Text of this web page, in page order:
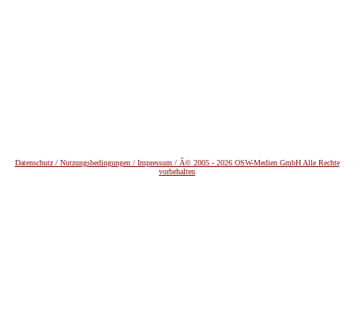
Datenschutz / Nutzungsbedingungen / Impressum / Â© 2005 - 2026 OSW-Medien GmbH Alle Rechte
vorbehalten